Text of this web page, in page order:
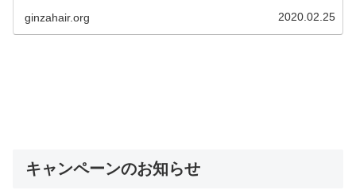
ginzahair.org 2020.02.25
キャンペーンのお知らせ